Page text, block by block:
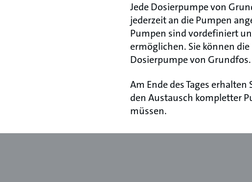
Jede Dosierpumpe von
jederzeit an die Pumpen
Pumpen sind vordefiniert
ermöglichen. Sie können
Dosierpumpe von Grundfos.
Am Ende des Tages
den Austausch kompletter
müssen.